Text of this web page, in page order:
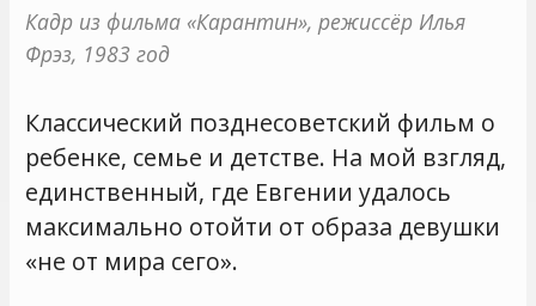
Кадр из фильма «Карантин», режиссёр Илья
Фрэз, 1983 год
Классический позднесоветский фильм о
ребенке, семье и детстве. На мой взгляд,
единственный, где Евгении удалось
максимально отойти от образа девушки
«не от мира сего».